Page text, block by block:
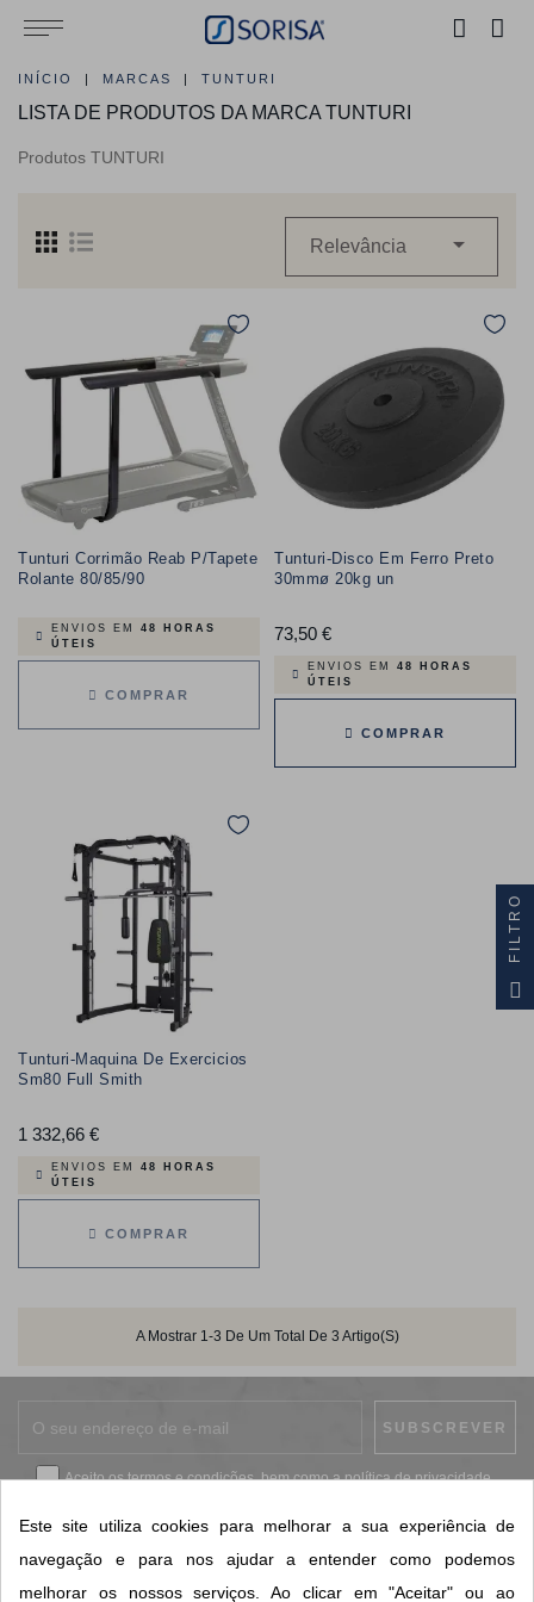
INÍCIO MARCAS TUNTURI
LISTA DE PRODUTOS DA MARCA TUNTURI
Produtos TUNTURI
Relevância 
Tunturi Corrimão Reab P/Tapete
Rolante 80/85/90
ENVIOS EM 48 HORAS
ÚTEIS
COMPRAR
Tunturi-Disco Em Ferro Preto
30mmø 20kg un
73,50 €Preço
ENVIOS EM 48 HORAS
ÚTEIS
COMPRAR
Tunturi-Maquina De Exercicios
Sm80 Full Smith
1 332,66 €Preço
ENVIOS EM 48 HORAS
ÚTEIS
COMPRAR
A Mostrar 1-3 De Um Total De 3 Artigo(s)
Aceito ostermos e condições, bem como apolítica de privacidade.
Este site utiliza cookies para melhorar a sua experiência de
navegação e para nos ajudar a entender como podemos
melhorar os nossos serviços. Ao clicar em "Aceitar" ou ao
FILTRO